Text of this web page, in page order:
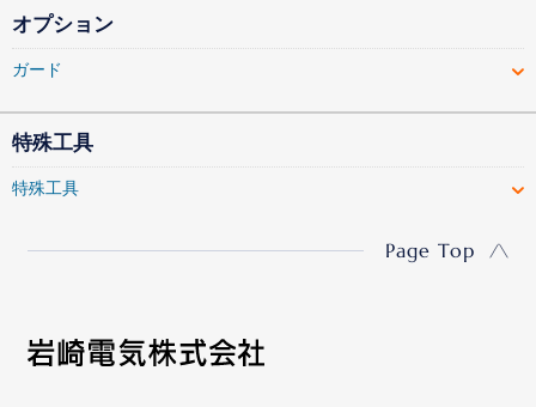
オプション
ガード
特殊工具
特殊工具
Page Top